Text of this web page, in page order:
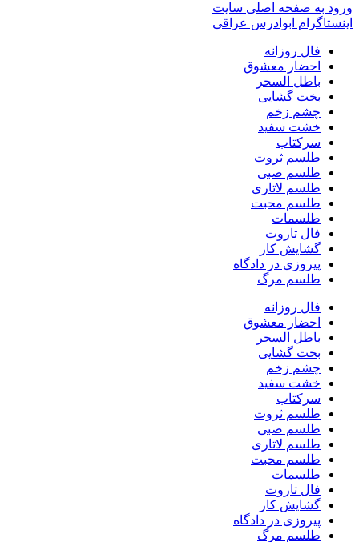
ورود به صفحه اصلی سایت
اینستاگرام ابوادرس عراقی
فال روزانه
احضار معشوق
باطل السحر
بخت گشایی
چشم زخم
خشت سفید
سرکتاب
طلسم ثروت
طلسم صبی
طلسم لاتاری
طلسم محبت
طلسمات
فال تاروت
گشایش کار
پیروزی در دادگاه
طلسم مرگ
فال روزانه
احضار معشوق
باطل السحر
بخت گشایی
چشم زخم
خشت سفید
سرکتاب
طلسم ثروت
طلسم صبی
طلسم لاتاری
طلسم محبت
طلسمات
فال تاروت
گشایش کار
پیروزی در دادگاه
طلسم مرگ